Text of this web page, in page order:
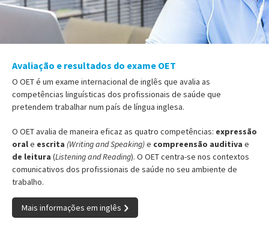
Avaliação e resultados do exame OET
O OET é um exame internacional de inglês que avalia as
competências linguísticas dos profissionais de saúde que
pretendem trabalhar num país de língua inglesa.
O OET avalia de maneira eficaz as quatro competências: expressão
orale escrita (Writing and Speaking)e compreensão auditiva e
de leitura (Listening and Reading). O OET centra-se nos contextos
comunicativos dos profissionais de saúde no seu ambiente de
trabalho.
Mais informações em inglês